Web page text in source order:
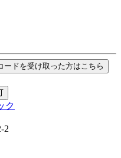
ードを受け取った方はこちら
ク
2